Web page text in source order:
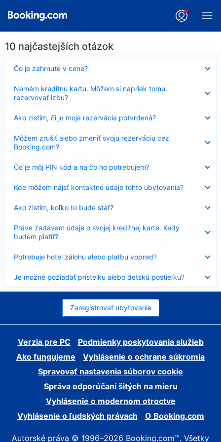
10 najčastejších otázok
Čo je zahrnuté v cene?
Nezobrazuje
sa
Nemám kreditnú kartu. Môžem si napriek tomu
rezervovať izbu?
sa
Ako zistím, či je moja rezervácia potvrdená?
sa
Môžem zrušiť alebo zmeniť svoju rezerváciu cez
Booking.com?
sa
Čo je môj PIN kód a na čo ho potrebujem?
Nezobrazuje
sa
Kde môžem nájsť kontaktné údaje tohto ubytovania?
sa
Ako zistím, koľko to bude stáť?
sa
Práve zadávam údaje o svojej kreditnej karte. Kedy
budem platiť?
sa
Potrebuje hotel zálohu alebo platbu vopred?
sa
Je možné požiadať prístelku alebo detskú postieľku?
sa
Zaregistrovať ubytovanie
Verzia pre PC
Podmienky poskytovania služieb
Ako fungujeme
Vyhlásenie o ochrane súkromia
Spravovať nastavenia súborov cookie
Správa odporúčaní šitých na mieru
Vyhlásenie o modernom otroctve
Vyhlásenie o ľudských právach
O Booking.com
Autorské práva © 1996–2026 Booking.com™. Všetky